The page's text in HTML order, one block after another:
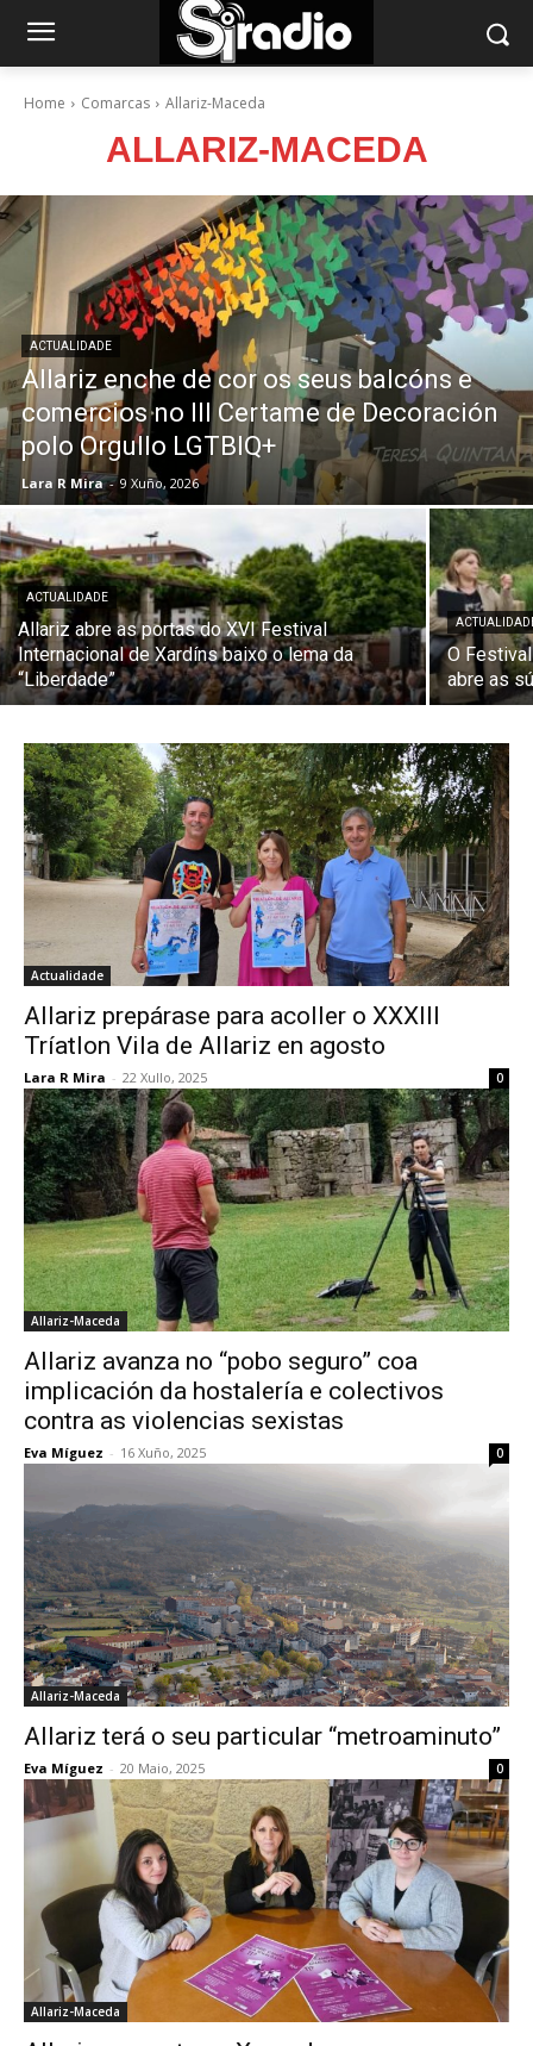
Home Comarcas Allariz-Maceda
ALLARIZ-MACEDA
ACTUALIDADE
Allariz enche de cor os seus balcóns e
comercios no III Certame de Decoración
polo Orgullo LGTBIQ+
Lara R Mira - 9 Xuño, 2026
ACTUALIDADE
Allariz abre as portas do XVI Festival
Internacional de Xardíns baixo o lema da
“Liberdade”
O
abre as
Actualidade
Allariz prepárase para acoller o XXXIII
Tríatlon Vila de Allariz en agosto
Lara R Mira - 22 Xullo, 2025 0
Allariz-Maceda
Allariz avanza no “pobo seguro” coa
implicación da hostalería e colectivos
contra as violencias sexistas
Eva Míguez - 16 Xuño, 2025 0
Allariz-Maceda
Allariz terá o seu particular “metroaminuto”
Eva Míguez - 20 Maio, 2025 0
Allariz-Maceda